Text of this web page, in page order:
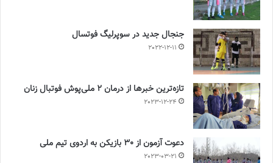
جنجال جدید در سوپرلیگ فوتسال
2022-12-11
تازه‌ترین خبرها از درمان ۲ ملی‌پوش فوتبال زنان
2023-12-24
دعوت آزمون از 30 بازیکن به اردوی تیم ملی
2023-03-21